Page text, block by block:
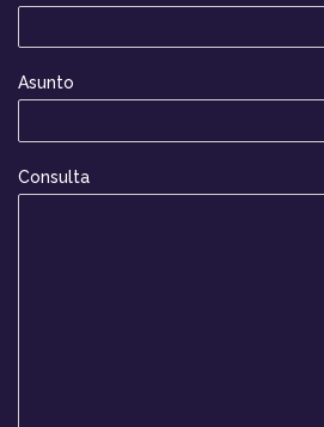
Asunto
Consulta